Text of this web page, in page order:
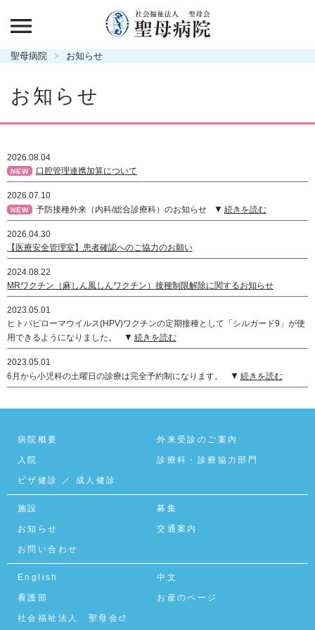
聖母病院 お知らせ
お知らせ
2026.08.04
NEW 口腔管理連携加算について
2026.07.10
NEW 予防接種外来（内科/総合診療科）のお知らせ 続きを読む
2026.04.30
【医療安全管理室】患者確認へのご協力のお願い
2024.08.22
MRワクチン（麻しん風しんワクチン）接種制限解除に関するお知らせ
2023.05.01
ヒトパピローマウイルス(HPV)ワクチンの定期接種として「シルガード9」が使
用できるようになりました。
続きを読む
2023.05.01
6月から小児科の土曜日の診療は完全予約制になります。
続きを読む
病院概要 外来受診のご案内
入院 診療科・診療協力部門
ビザ健診 ／ 成人健診
施設 募集
お知らせ 交通案内
お問い合わせ
English 中文
看護部 お産のページ
社会福祉法人 聖母会